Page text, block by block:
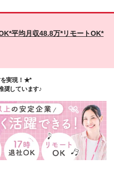
庫/和歌山/滋賀 ◆中国・四
/長崎/佐賀/熊本/鹿児島/大分/宮崎/沖
平均月収48.8万*リモートOK*
を実現！★*
奨しています♪